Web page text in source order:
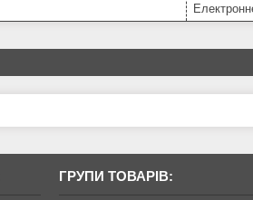
ГРУПИ ТОВАРІВ: